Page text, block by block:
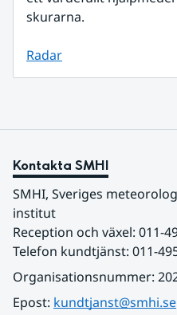
skurarna.
Radar
Kontakta SMHI
SMHI, Sveriges
institut
Reception och växel: 011-
Telefon kundtjänst: 011-
Organisationsnummer:
Epost: kundtjanst@smhi.se